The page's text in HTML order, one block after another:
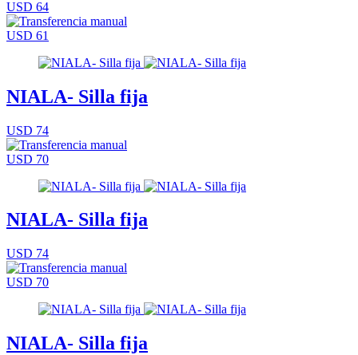
USD 64
USD 61
NIALA- Silla fija
USD 74
USD 70
NIALA- Silla fija
USD 74
USD 70
NIALA- Silla fija